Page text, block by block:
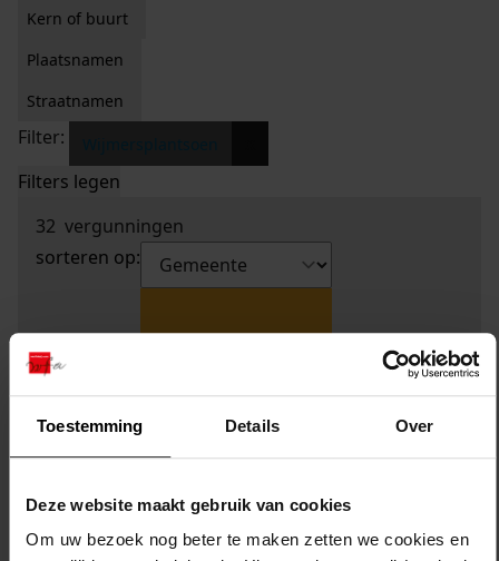
Toestemming Details Over
Deze website maakt gebruik van cookies
Om uw bezoek nog beter te maken zetten we cookies en
Kern of buurt
Plaatsnamen
Straatnamen
Filter:
Filters legen
32 vergunningen
sorteren op: